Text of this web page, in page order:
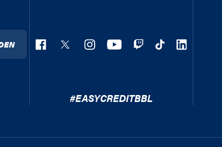
#EASYCREDITBBL